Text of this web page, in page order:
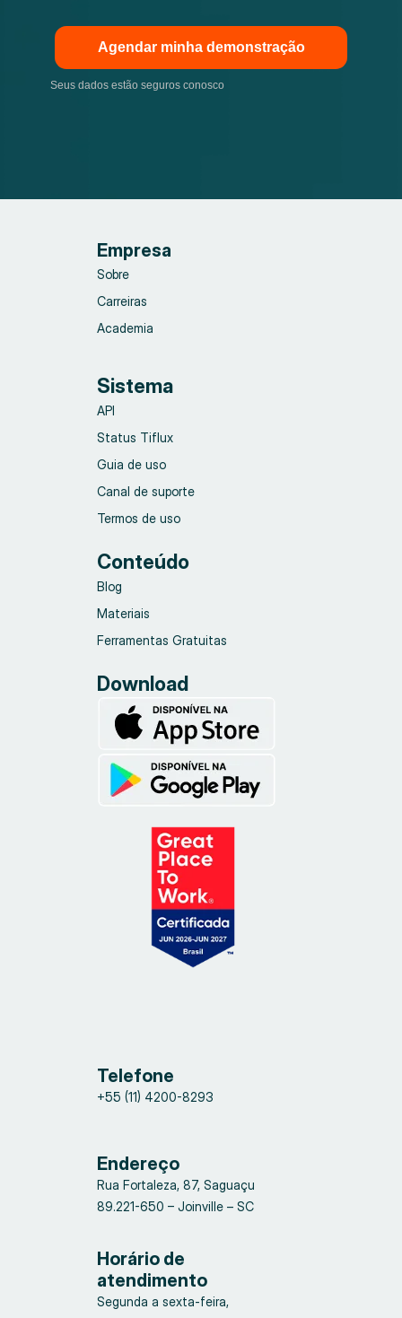
Agendar minha demonstração
Seus dados estão seguros conosco
Empresa
Sobre
Carreiras
Academia
Sistema
API
Status Tiflux
Guia de uso
Canal de suporte
Termos de uso
Conteúdo
Blog
Materiais
Ferramentas Gratuitas
Download
Telefone
+55 (11) 4200-8293
Endereço
Rua Fortaleza, 87, Saguaçu
89.221-650 – Joinville – SC
Horário de
atendimento
Segunda a sexta-feira,